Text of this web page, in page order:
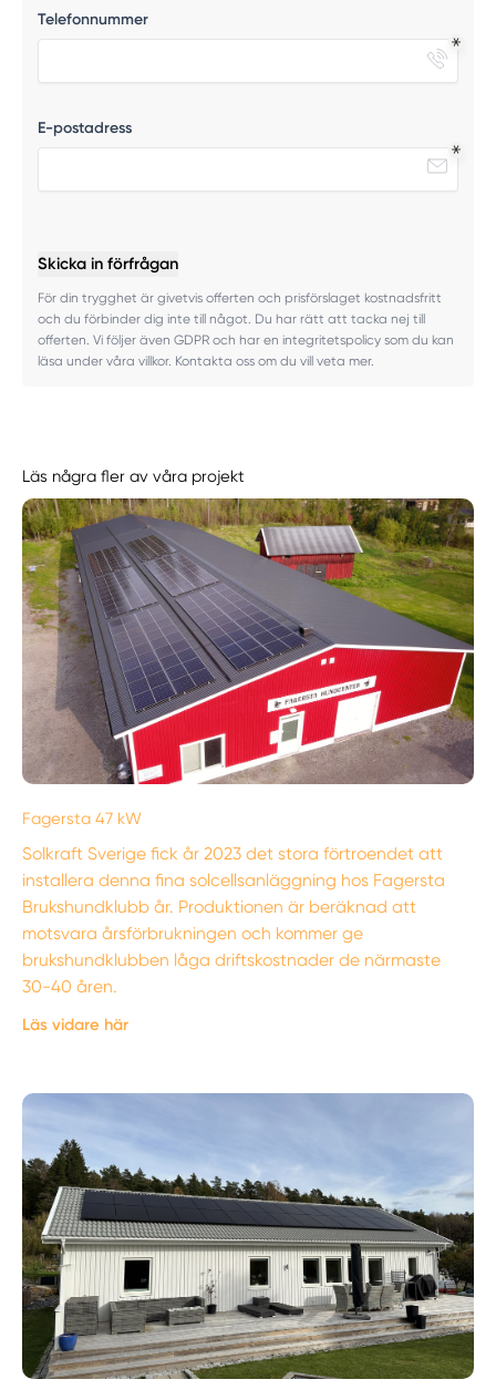
Telefonnummer
E-postadress
Skicka in förfrågan
För din trygghet är givetvis offerten och prisförslaget kostnadsfritt
och du förbinder dig inte till något. Du har rätt att tacka nej till
offerten. Vi följer även GDPR och har en integritetspolicy som du kan
läsa under våra villkor. Kontakta oss om du vill veta mer.
Läs några fler av våra projekt
Fagersta 47 kW
Solkraft Sverige fick år 2023 det stora förtroendet att
installera denna fina solcellsanläggning hos Fagersta
Brukshundklubb år. Produktionen är beräknad att
motsvara årsförbrukningen och kommer ge
brukshundklubben låga driftskostnader de närmaste
30-40 åren.
Läs vidare här